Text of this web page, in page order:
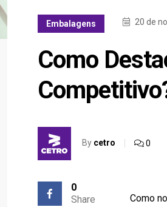
Embalagens 20 de
Como
By cetro 0
0
Share
Como